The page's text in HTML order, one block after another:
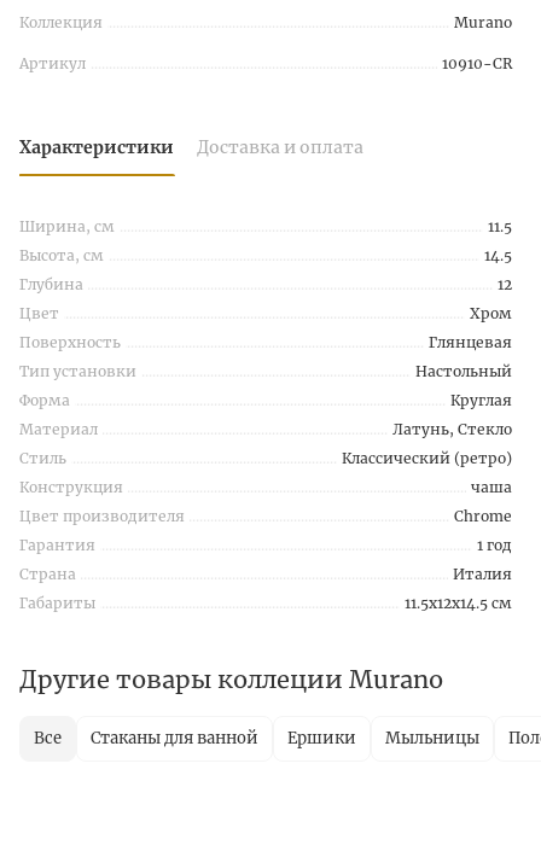
Коллекция Murano
Артикул 10910-CR
Характеристики Доставка и оплата
Ширина, см
11.5
Высота, см
14.5
Глубина
12
Цвет
Хром
Поверхность
Глянцевая
Тип установки
Настольный
Форма
Круглая
Материал
Латунь, Стекло
Стиль
Классический (ретро)
Конструкция
чаша
Цвет производителя
Chrome
Гарантия
1 год
Страна
Италия
Габариты
11.5x12x14.5 см
Другие товары коллеции Murano
Все Стаканы для ванной Ершики Мыльницы